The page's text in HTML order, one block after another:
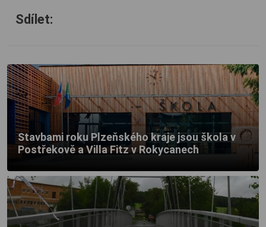
Sdílet:
Stavbami roku Plzeňského kraje jsou škola v
Postřekově a Villa Fitz v Rokycanech